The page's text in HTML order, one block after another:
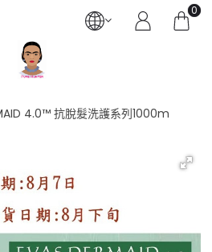
0
4.0™ 抗脫髮洗護系列1000m